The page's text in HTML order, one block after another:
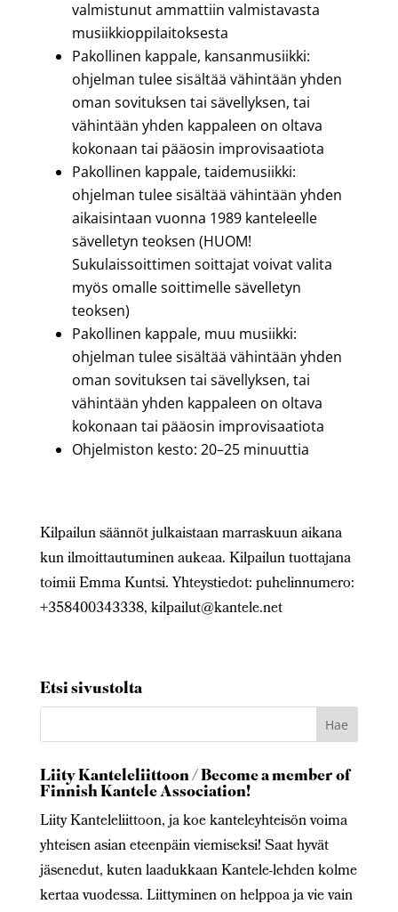
valmistunut ammattiin valmistavasta
musiikkioppilaitoksesta
Pakollinen kappale, kansanmusiikki:
ohjelman tulee sisältää vähintään yhden
oman sovituksen tai sävellyksen, tai
vähintään yhden kappaleen on oltava
kokonaan tai pääosin improvisaatiota
Pakollinen kappale, taidemusiikki:
ohjelman tulee sisältää vähintään yhden
aikaisintaan vuonna 1989 kanteleelle
sävelletyn teoksen (HUOM!
Sukulaissoittimen soittajat voivat valita
myös omalle soittimelle sävelletyn
teoksen)
Pakollinen kappale, muu musiikki:
ohjelman tulee sisältää vähintään yhden
oman sovituksen tai sävellyksen, tai
vähintään yhden kappaleen on oltava
kokonaan tai pääosin improvisaatiota
Ohjelmiston kesto: 20–25minuuttia
Kilpailun säännöt julkaistaan marraskuun aikana
kun ilmoittautuminen aukeaa.Kilpailun tuottajana
toimii Emma Kuntsi. Yhteystiedot: puhelinnumero:
+358400343338,kilpailut@kantele.net
Etsi sivustolta
Liity Kanteleliittoon / Become a member of
Finnish Kantele Association!
Liity Kanteleliittoon, ja koe kanteleyhteisön voima
yhteisen asian eteenpäin viemiseksi! Saat hyvät
jäsenedut, kuten laadukkaan Kantele-lehden kolme
kertaa vuodessa. Liittyminen on helppoa ja vie vain